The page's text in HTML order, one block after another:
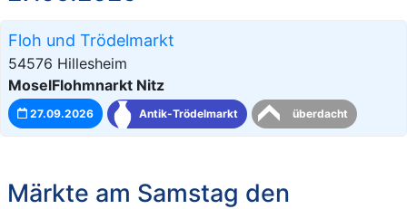
Floh und Trödelmarkt
54576 Hillesheim
MoselFlohmnarkt Nitz
27.09.2026 Antik-Trödelmarkt überdacht
Märkte am Samstag den